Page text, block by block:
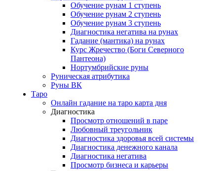
Обучение рунам 1 ступень
Обучение рунам 2 ступень
Обучение рунам 3 ступень
Диагностика негатива на рунах
Гадание (мантика) на рунах
Курс Жречество (Боги Северного
Пантеона)
Нортумбрийские руны
Руническая атрибутика
Руны ВК
Таро
Онлайн гадание на таро карта дня
Диагностика
Просмотр отношений в паре
Любовный треугольник
Диагностика здоровья всей системы
Диагностика денежного канала
Диагностика негатива
Просмотр бизнеса и карьеры